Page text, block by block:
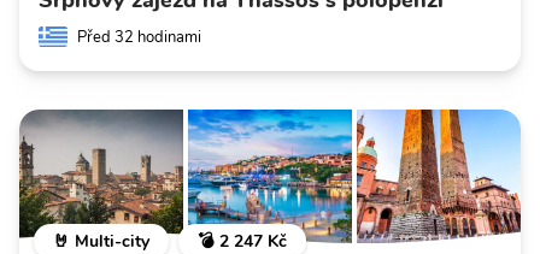
Před 32 hodinami
🤘 Multi-city 💣 2 247 Kč